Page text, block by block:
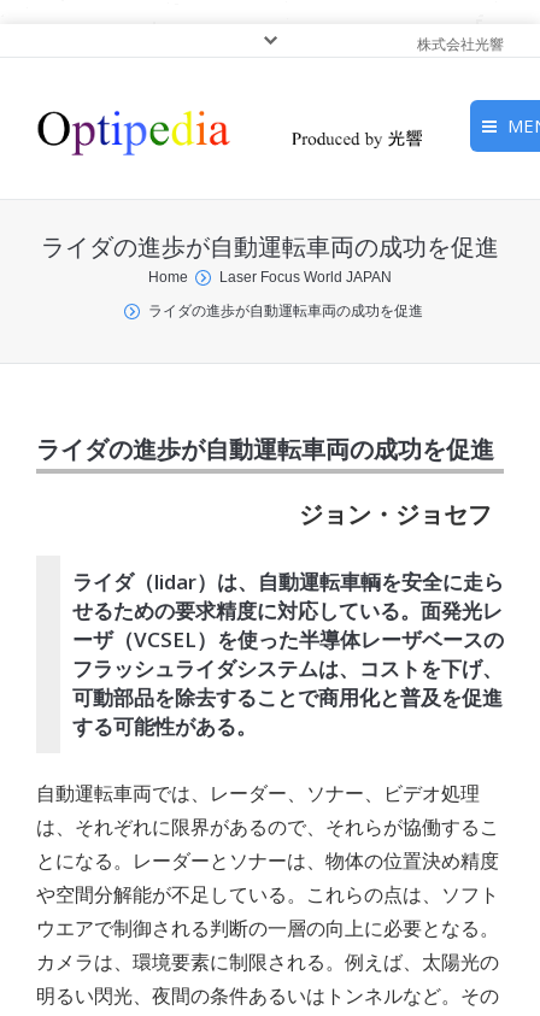
株式会社光響
ピックアップ
光基礎・光源
サービス
ライダの進歩が自動運転車両の成功を促進
You are here:Home
Laser Focus World JAPAN
ライダの進歩が自動運転車両の成功を促進
ライダの進歩が自動運転車両の成功を促進
ジョン・ジョセフ
ライダ（lidar）は、自動運転車輌を安全に走ら
せるための要求精度に対応している。面発光レ
ーザ（VCSEL）を使った半導体レーザベースの
フラッシュライダシステムは、コストを下げ、
可動部品を除去することで商用化と普及を促進
する可能性がある。
自動運転車両では、レーダー、ソナー、ビデオ処理
は、それぞれに限界があるので、それらが協働するこ
とになる。レーダーとソナーは、物体の位置決め精度
や空間分解能が不足している。これらの点は、ソフト
ウエアで制御される判断の一層の向上に必要となる。
カメラは、環境要素に制限される。例えば、太陽光の
明るい閃光、夜間の条件あるいはトンネルなど。その